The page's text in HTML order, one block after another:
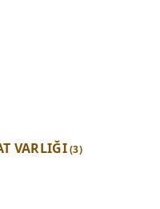
VARLIĞI(3)